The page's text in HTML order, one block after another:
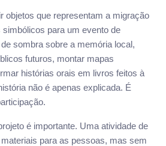
objetos que representam a migração
para um evento de
sombra sobre a memória local,
futuros, montar mapas
histórias orais em livros feitos à
não é apenas explicada. É
é importante. Uma atividade de
para as pessoas, mas sem